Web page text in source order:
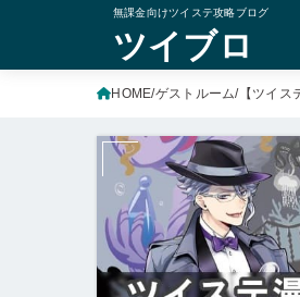
無課金向けツイステ攻略ブログ
ツイブロ
HOME ゲストルーム 【ツイス